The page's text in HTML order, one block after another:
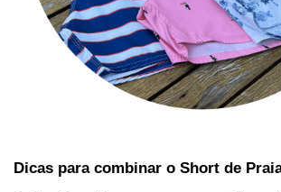
Dicas para combinar o Short de